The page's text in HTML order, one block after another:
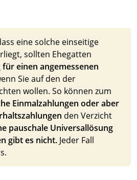
eine solche einseitige
sollten Ehegatten
für einen angemessenen
Sie auf den der
wollen. So können zum
Einmalzahlungen oder aber
den Verzicht
pauschale Universallösung
gibt es nicht. Jeder Fall